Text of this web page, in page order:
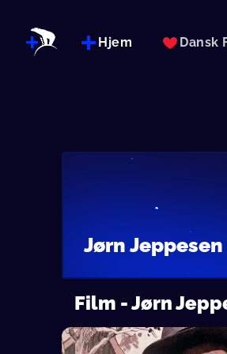
Hjem Dansk
Jørn Jeppesen
Film - Jørn